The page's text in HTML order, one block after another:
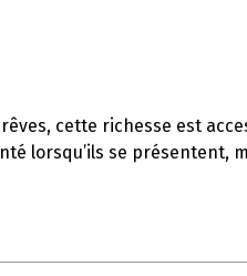
cette richesse est
lorsqu’ils se présentent,